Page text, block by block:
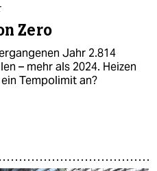
Zero
Jahr 2.814
– mehr als 2024. Heizen
Tempolimit an?